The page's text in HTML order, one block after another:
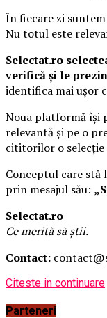
În fiecare zi
Nu totul este
Selectat.ro
verifică și le
identifica mai ușor
Noua platformă își
relevantă și pe o
cititorilor o selecție
Conceptul care stă
prin mesajul său:
Selectat.ro
Ce merită să știi.
Contact:
Citeste in continuare
Parteneri